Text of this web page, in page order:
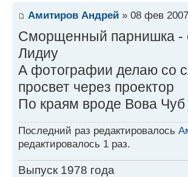
Амитиров Андрей » 08 фев
Сморщенный парнишка -
Лидиу
А фотографии делаю со
просвет через проектор
По краям вроде Вова
Последний раз редактировалось
редактировалось 1 раз.
Выпуск 1978 года